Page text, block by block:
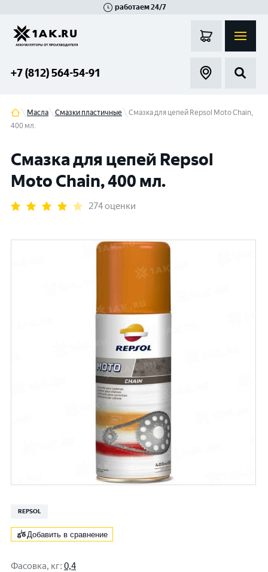
работаем 24/7
+7 (812) 564-54-91
Масла Смазки пластичные
Смазка для цепей Repsol Moto Chain,
400 мл.
Смазка для цепей Repsol
Moto Chain, 400 мл.
274 оценки
REPSOL
Добавить в сравнение
Фасовка, кг: 0,4
Гатчина